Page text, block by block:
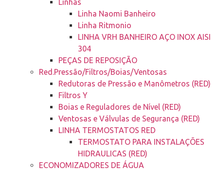
Linhas
Linha Naomi Banheiro
Linha Ritmonio
LINHA VRH BANHEIRO AÇO INOX AISI
304
PEÇAS DE REPOSIÇÃO
Red.Pressão/Filtros/Boias/Ventosas
Redutoras de Pressão e Manômetros (RED)
Filtros Y
Boias e Reguladores de Nível (RED)
Ventosas e Válvulas de Segurança (RED)
LINHA TERMOSTATOS RED
TERMOSTATO PARA INSTALAÇÕES
HIDRAULICAS (RED)
ECONOMIZADORES DE ÁGUA